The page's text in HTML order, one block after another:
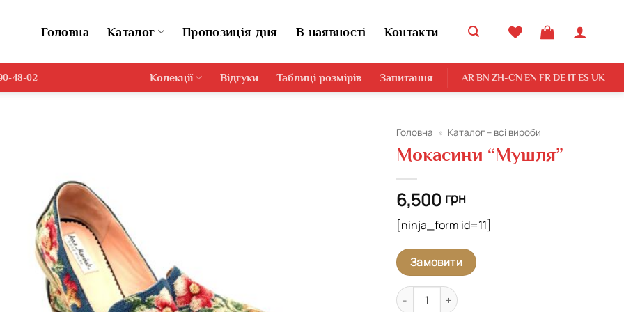
Головна Каталог Пропозиція дня В наявності Контакти
48-02 Колекції Відгуки Таблиці розмірів Запитання AR BN ZH-CN EN FR DE IT ES UK
Головна » Каталог – всі вироби
Мокасини “Мушля”
6,500 грн
[ninja_form id=11]
Замовити
Мокасини "Мушля" кількість